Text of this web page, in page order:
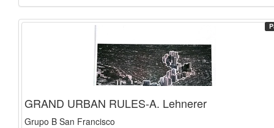
GRAND URBAN RULES-A. Lehnerer
Grupo B San Francisco